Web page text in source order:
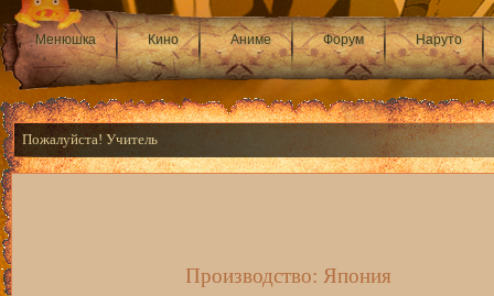
Менюшка Кино Аниме Форум Наруто
Пожалуйста! Учитель
Производство: Япония